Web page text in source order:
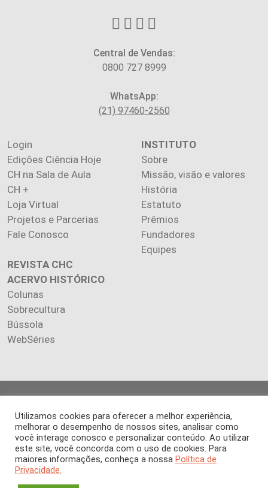
Central de Vendas:
0800 727 8999
WhatsApp:
(21) 97460-2560
Login
Edições Ciência Hoje
CH na Sala de Aula
CH +
Loja Virtual
Projetos e Parcerias
Fale Conosco
INSTITUTO
Sobre
Missão, visão e valores
História
Estatuto
Prêmios
Fundadores
Equipes
REVISTA CHC
ACERVO HISTÓRICO
Colunas
Sobrecultura
Bússola
WebSéries
reservados.
Os artigos publicados na revista refletem exclusivamente a
opinião de seus autores.
É proibida a reprodução, integral ou parcial, do conteúdo (imagens
e textos) sem prévia autorização.
Utilizamos cookies para oferecer a melhor experiência,
melhorar o desempenho de nossos sites, analisar como
você interage conosco e personalizar conteúdo. Ao utilizar
este site, você concorda com o uso de cookies. Para
maiores informações, conheça a nossa Política de
Privacidade.